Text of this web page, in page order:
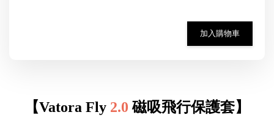
加入購物車
【Vatora Fly 2.0 磁吸飛行保護套】